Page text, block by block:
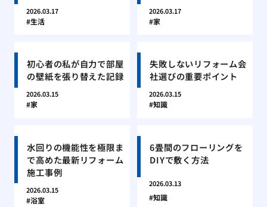
2026.03.17
生活
2026.03.17
家
初心者の私が自力で部屋
の壁紙を張り替えた記録
2026.03.15
家
失敗しないリフォーム会
社選びの重要ポイント
2026.03.15
知識
水回りの機能性を極限ま
で高めた最新リフォーム
施工事例
2026.03.15
浴室
6畳間のフローリングを
DIYで敷く方法
2026.03.13
知識